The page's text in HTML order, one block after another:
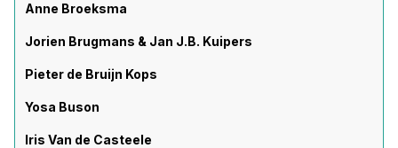
Anne Broeksma
Jorien Brugmans & Jan J.B. Kuipers
Pieter de Bruijn Kops
Yosa Buson
Iris Van de Casteele